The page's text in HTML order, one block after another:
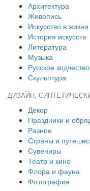
Архитектура
Живопись
Искусство в
История искусств
Литература
Музыка
Русское зодчество
Скульптура
ДИЗАЙН,
Декор
Праздники и
Разное
Страны и
Сувениры
Театр и кино
Флора и фауна
Фотография